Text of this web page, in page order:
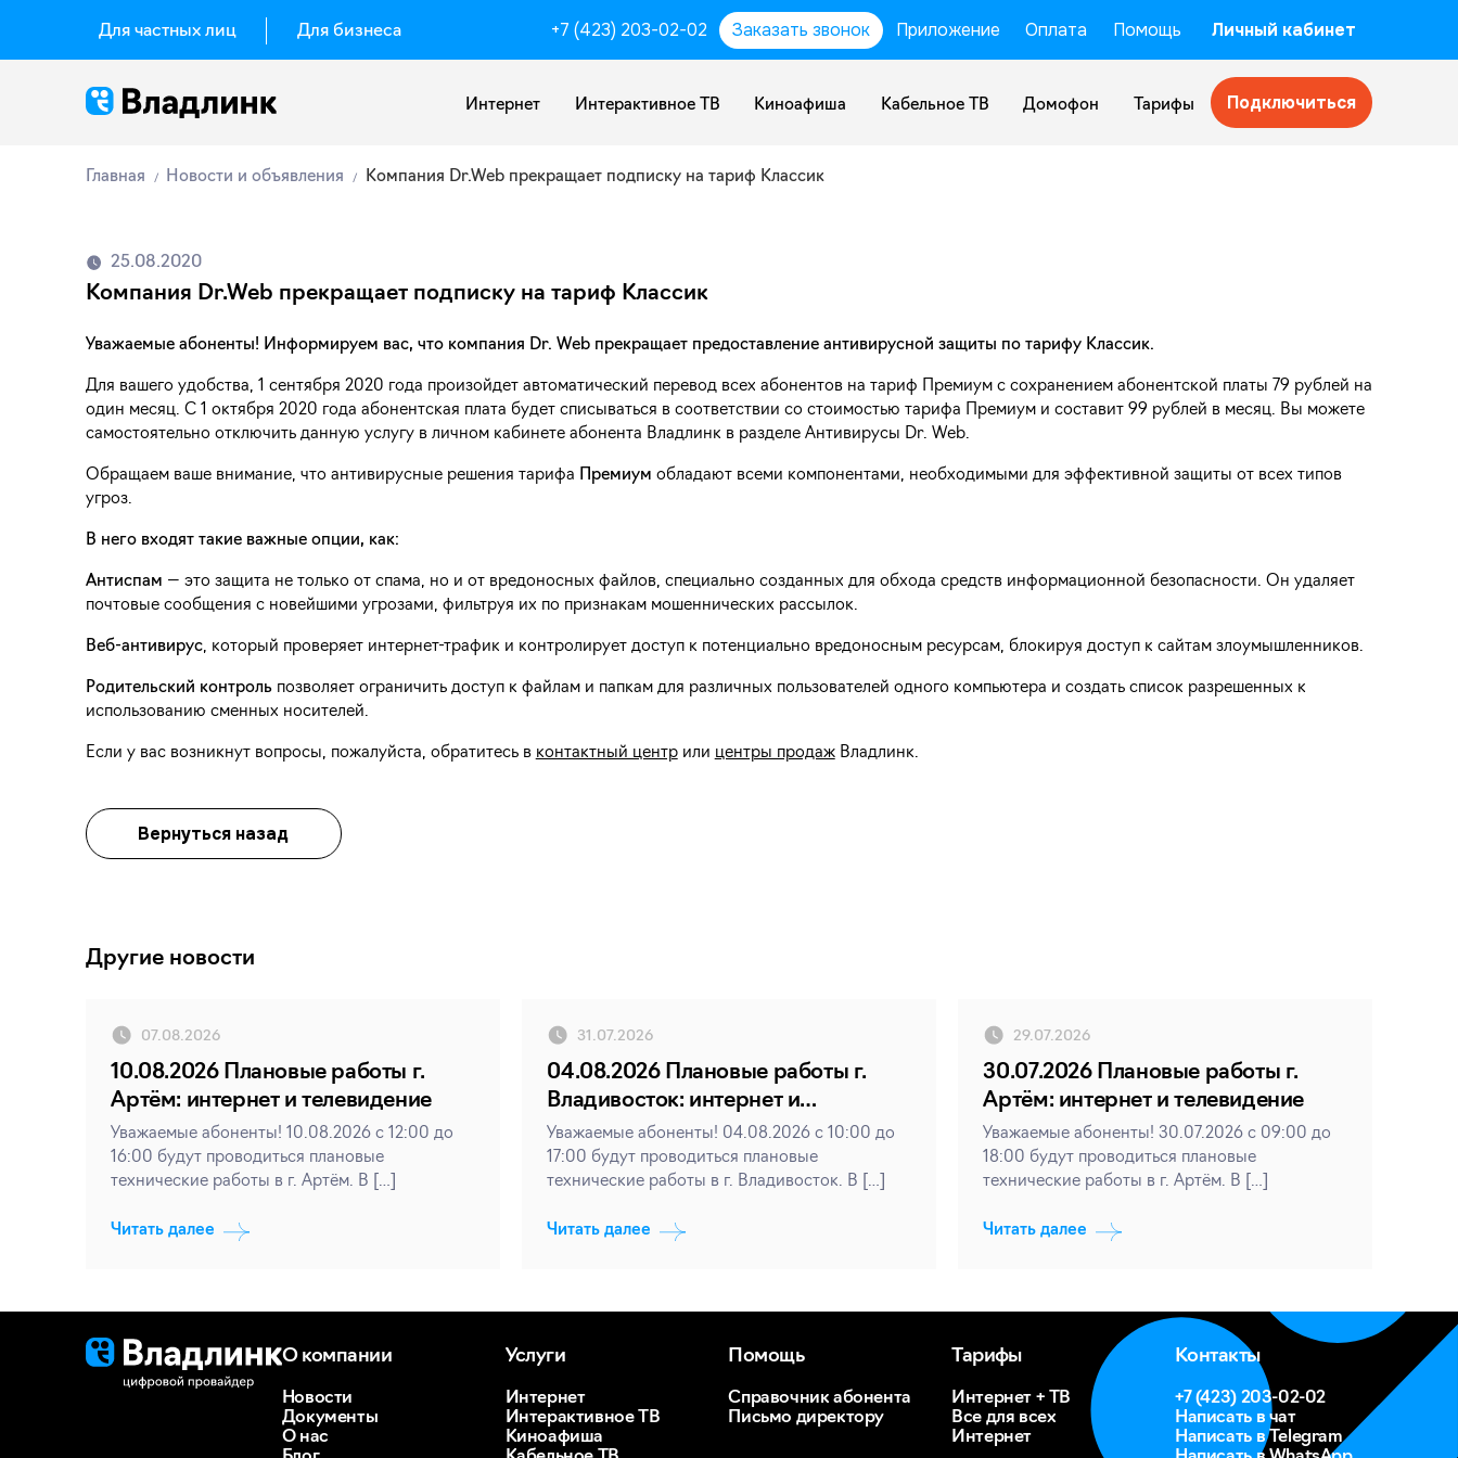
Для частных лиц Для бизнеса +7 (423) 203-02-02 Заказать звонок Приложение Оплата Помощь Личный кабинет
Интернет Интерактивное ТВ Киноафиша Кабельное ТВ Домофон Тарифы Подключиться
Главная Новости и объявления Компания Dr.Web прекращает подписку на тариф Классик
25.08.2020
Компания Dr.Web прекращает подписку на тариф Классик
Уважаемые абоненты! Информируем вас, что компания Dr. Web прекращает предоставление антивирусной защиты по тарифу Классик.
Для вашего удобства, 1 сентября 2020 года произойдет автоматический перевод всех абонентов на тариф Премиум с сохранением абонентской платы 79 рублей на
один месяц. С 1 октября 2020 года абонентская плата будет списываться в соответствии со стоимостью тарифа Премиум и составит 99 рублей в месяц. Вы можете
самостоятельно отключить данную услугу в личном кабинете абонента Владлинк в разделе Антивирусы Dr. Web.
Обращаем ваше внимание, что антивирусные решения тарифа Премиум обладают всеми компонентами, необходимыми для эффективной защиты от всех типов
угроз.
В него входят такие важные опции, как:
Антиспам — это защита не только от спама, но и от вредоносных файлов, специально созданных для обхода средств информационной безопасности. Он удаляет
почтовые сообщения с новейшими угрозами, фильтруя их по признакам мошеннических рассылок.
Веб-антивирус, который проверяет интернет-трафик и контролирует доступ к потенциально вредоносным ресурсам, блокируя доступ к сайтам злоумышленников.
Родительский контрольпозволяет ограничить доступ к файлам и папкам для различных пользователей одного компьютера и создать список разрешенных к
использованию сменных носителей.
Если у вас возникнут вопросы, пожалуйста, обратитесь в контактный центрили центры продажВладлинк.
Вернуться назад
Другие новости
07.08.2026
10.08.2026 Плановые работы г.
Артём: интернет и телевидение
Уважаемые абоненты! 10.08.2026 с 12:00 до
16:00 будут проводиться плановые
технические работы в г. Артём. В […]
Читать далее
31.07.2026
04.08.2026 Плановые работы г.
Владивосток: интернет и
телевидение
Уважаемые абоненты! 04.08.2026 с 10:00 до
17:00 будут проводиться плановые
технические работы в г. Владивосток. В […]
Читать далее
29.07.2026
30.07.2026 Плановые работы г.
Артём: интернет и телевидение
Уважаемые абоненты! 30.07.2026 с 09:00 до
18:00 будут проводиться плановые
технические работы в г. Артём. В […]
Читать далее
О компании
Новости
Документы
О нас
Услуги
Интернет
Интерактивное ТВ
Киноафиша
Помощь
Справочник абонента
Письмо директору
Тарифы
Интернет + ТВ
Все для всех
Интернет
Контакты
+7 (423) 203-02-02
Написать в чат
Написать в Telegram